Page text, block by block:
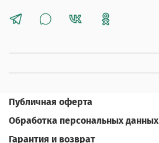
Публичная оферта
Обработка персональных данных
Гарантия и возврат